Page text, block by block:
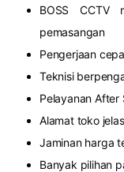
BOSS CCTV
pemasangan
Pengerjaan
Teknisi
Pelayanan After
Alamat toko
Jaminan harga
Banyak pilihan